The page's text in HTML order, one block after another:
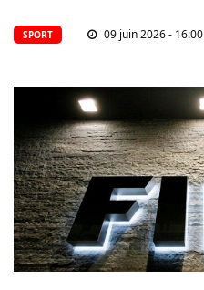
SPORT 09 juin 2026 - 16:00